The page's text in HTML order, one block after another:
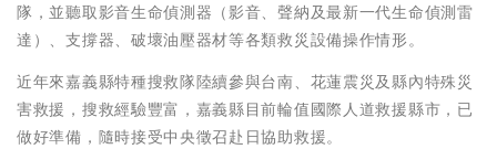
隊，並聽取影音生命偵測器（影音、聲納及最新一代生命偵測雷
達）、支撐器、破壞油壓器材等各類救災設備操作情形。
近年來嘉義縣特種搜救隊陸續參與台南、花蓮震災及縣內特殊災
害救援，搜救經驗豐富，嘉義縣目前輪值國際人道救援縣市，已
做好準備，隨時接受中央徵召赴日協助救援。